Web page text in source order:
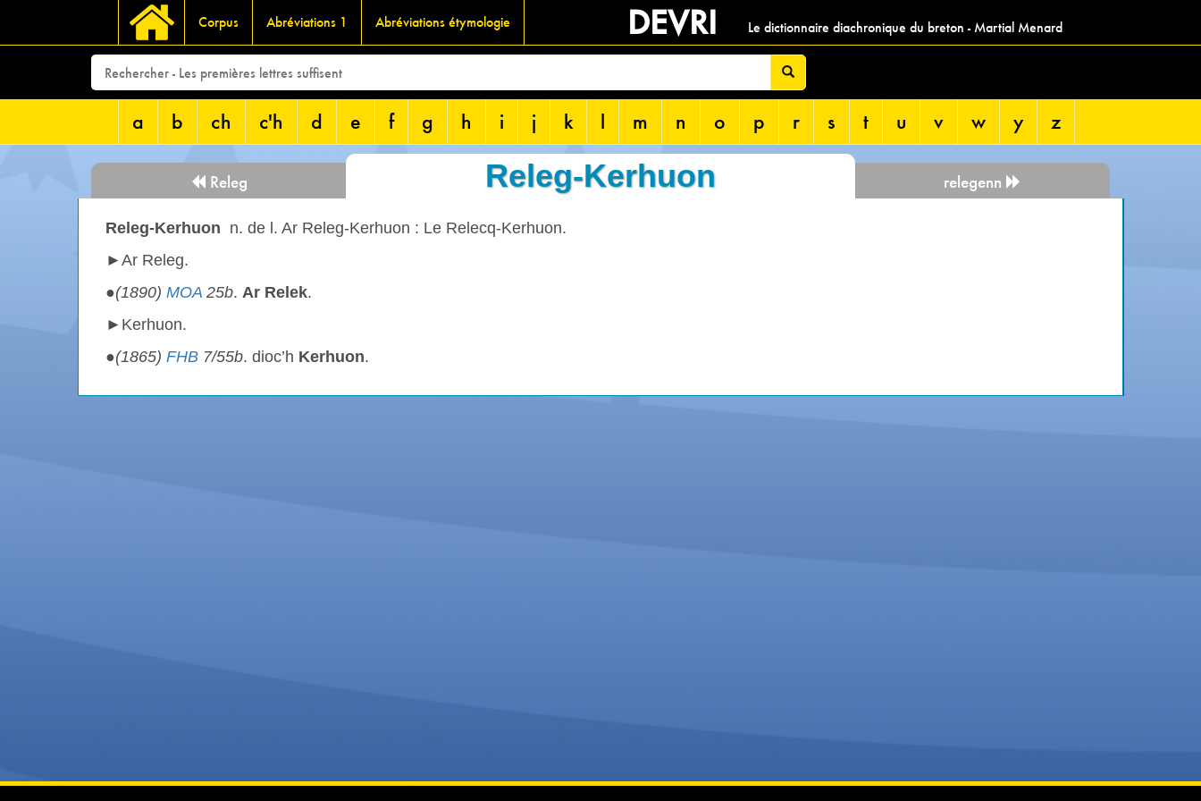
Corpus Abréviations 1 Abréviations étymologie DEVRI Le dictionnaire diachronique du breton - Martial Menard
a b ch c'h d e f g h i j k l m n o p r s t u v w y z
Releg Releg-Kerhuon relegenn
Releg-Kerhuon n. de l. Ar Releg-Kerhuon : Le Relecq-Kerhuon.
►Ar Releg.
●(1890) MOA 25b. Ar Relek.
►Kerhuon.
●(1865) FHB 7/55b. dioc’h Kerhuon.